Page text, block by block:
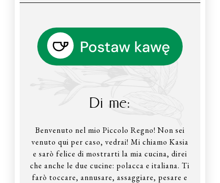
Di me:
Benvenuto nel mio Piccolo Regno! Non sei
venuto qui per caso, vedrai! Mi chiamo Kasia
e sarò felice di mostrarti la mia cucina, direi
che anche le due cucine: polacca e italiana. Ti
farò toccare, annusare, assaggiare, pesare e